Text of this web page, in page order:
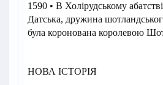
1590 • В Холірудському
Датська, дружина
була коронована королевою
НОВА ІСТОРІЯ